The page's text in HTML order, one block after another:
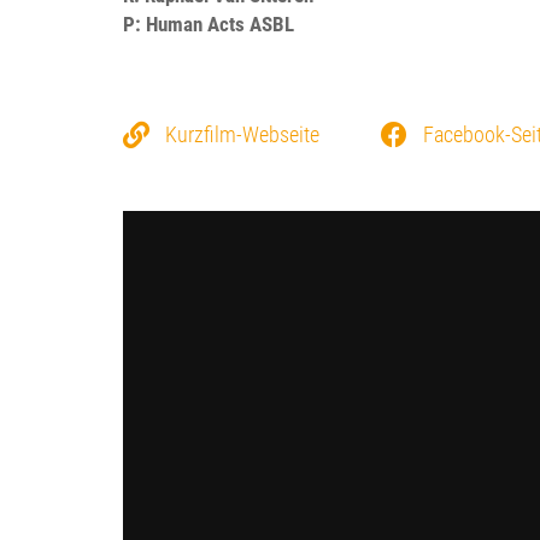
P: Human Acts ASBL
Kurzfilm-Webseite Facebook-